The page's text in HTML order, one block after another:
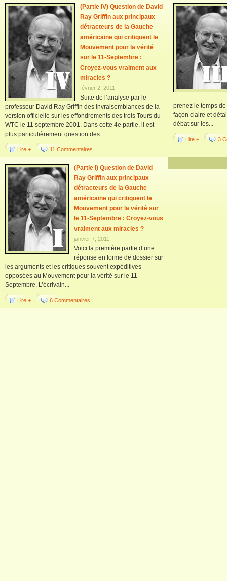
(Partie IV) Question de David
Ray Griffin aux principaux
détracteurs de la Gauche
américaine qui critiquent le
Mouvement pour la vérité
sur le 11-Septembre :
Croyez-vous vraiment aux
miracles ?
février 2, 2011
Suite de l’analyse par le
professeur David Ray Griffin des invraisemblances de la
version officielle sur les effondrements des trois Tours du
WTC le 11 septembre 2001. Dans cette 4e partie, il est
plus particulièrement question des...
Lire + 11 Commentaires
prenez le temps
façon claire et
débat sur les...
Lire + 3
(Partie I) Question de David
Ray Griffin aux principaux
détracteurs de la Gauche
américaine qui critiquent le
Mouvement pour la vérité sur
le 11-Septembre : Croyez-vous
vraiment aux miracles ?
janvier 7, 2011
Voici la première partie d’une
réponse en forme de dossier sur
les arguments et les critiques souvent expéditives
opposées au Mouvement pour la vérité sur le 11-
Septembre. L’écrivain...
Lire + 6 Commentaires